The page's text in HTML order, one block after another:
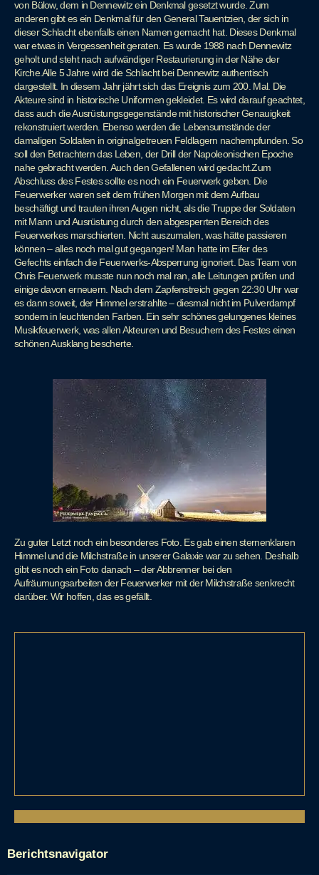
von Bülow, dem in Dennewitz ein Denkmal gesetzt wurde. Zum
anderen gibt es ein Denkmal für den General Tauentzien, der sich in
dieser Schlacht ebenfalls einen Namen gemacht hat. Dieses Denkmal
war etwas in Vergessenheit geraten. Es wurde 1988 nach Dennewitz
geholt und steht nach aufwändiger Restaurierung in der Nähe der
Kirche.Alle 5 Jahre wird die Schlacht bei Dennewitz authentisch
dargestellt. In diesem Jahr jährt sich das Ereignis zum 200. Mal. Die
Akteure sind in historische Uniformen gekleidet. Es wird darauf geachtet,
dass auch die Ausrüstungsgegenstände mit historischer Genauigkeit
rekonstruiert werden. Ebenso werden die Lebensumstände der
damaligen Soldaten in originalgetreuen Feldlagern nachempfunden. So
soll den Betrachtern das Leben, der Drill der Napoleonischen Epoche
nahe gebracht werden. Auch den Gefallenen wird gedacht.Zum
Abschluss des Festes sollte es noch ein Feuerwerk geben. Die
Feuerwerker waren seit dem frühen Morgen mit dem Aufbau
beschäftigt und trauten ihren Augen nicht, als die Truppe der Soldaten
mit Mann und Ausrüstung durch den abgesperrten Bereich des
Feuerwerkes marschierten. Nicht auszumalen, was hätte passieren
können – alles noch mal gut gegangen! Man hatte im Eifer des
Gefechts einfach die Feuerwerks-Absperrung ignoriert. Das Team von
Chris Feuerwerk musste nun noch mal ran, alle Leitungen prüfen und
einige davon erneuern. Nach dem Zapfenstreich gegen 22:30 Uhr war
es dann soweit, der Himmel erstrahlte – diesmal nicht im Pulverdampf
sondern in leuchtenden Farben. Ein sehr schönes gelungenes kleines
Musikfeuerwerk, was allen Akteuren und Besuchern des Festes einen
schönen Ausklang bescherte.
Zu guter Letzt noch ein besonderes Foto. Es gab einen sternenklaren
Himmel und die Milchstraße in unserer Galaxie war zu sehen. Deshalb
gibt es noch ein Foto danach – der Abbrenner bei den
Aufräumungsarbeiten der Feuerwerker mit der Milchstraße senkrecht
darüber. Wir hoffen, das es gefällt.
Berichtsnavigator